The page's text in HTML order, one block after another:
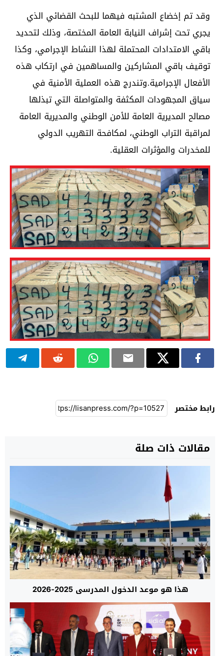
وقد تم إخضاع المشتبه فيهما للبحث القضائي الذي
يجري تحت إشراف النيابة العامة المختصة، وذلك لتحديد
باقي الامتدادات المحتملة لهذا النشاط الإجرامي، وكذا
توقيف باقي المشاركين والمساهمين في ارتكاب هذه
الأفعال الإجرامية.وتندرج هذه العملية الأمنية في
سياق المجهودات المكثفة والمتواصلة التي تبذلها
مصالح المديرية العامة للأمن الوطني والمديرية العامة
لمراقبة التراب الوطني، لمكافحة التهريب الدولي
للمخدرات والمؤثرات العقلية.
رابط مختصر
مقالات ذات صلة
هذا هو موعد الدخول المدرسي 2025-2026